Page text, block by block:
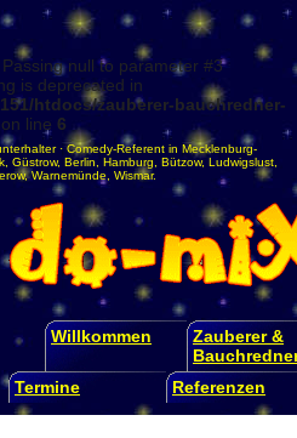
null to parameter #3
is deprecated in
htdocs/zauberer-bauchredner-
on line 6
· Comedy-Referent in Mecklenburg-
Güstrow, Berlin Hamburg Bützow, Ludwigslust
,Warnemünde Wismar.
Willkommen
Zauberer &
Termine
Referenzen